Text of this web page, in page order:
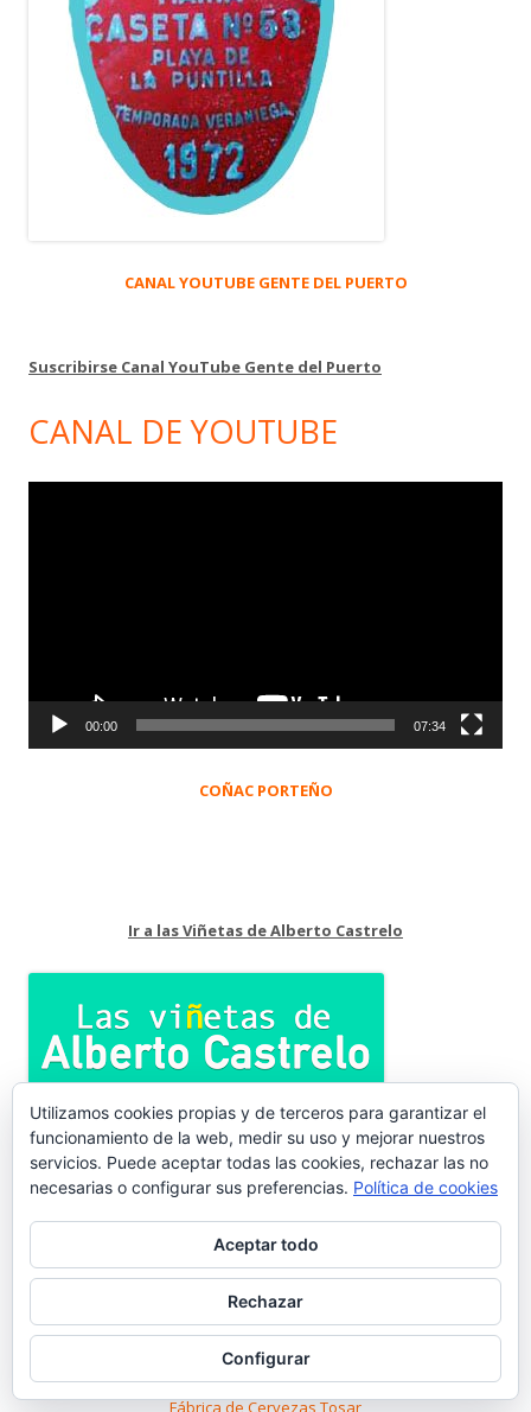
CANAL YOUTUBE GENTE DEL PUERTO
Suscribirse Canal YouTube Gente del Puerto
CANAL DE YOUTUBE
00:00 07:34
COÑAC PORTEÑO
Ir a las Viñetas de Alberto Castrelo
Refrescos La Porteña
Publicidad vintage de Bodegas Caballero
Fábrica de Cervezas Tosar
Utilizamos cookies propias y de terceros para garantizar el
funcionamiento de la web, medir su uso y mejorar nuestros
servicios. Puede aceptar todas las cookies, rechazar las no
necesarias o configurar sus preferencias. Política de cookies
Aceptar todo
Rechazar
Configurar